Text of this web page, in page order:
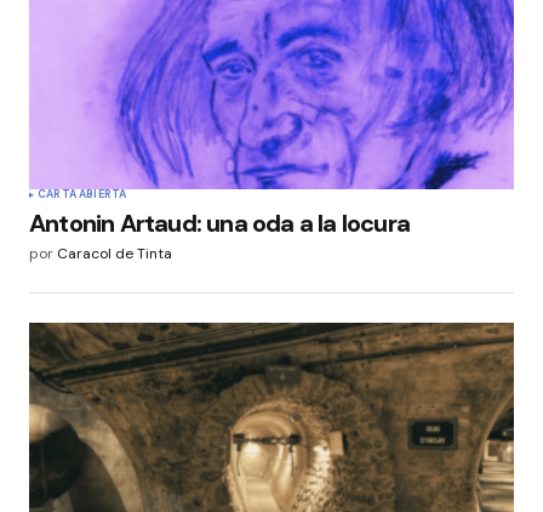
CARTA ABIERTA
Antonin Artaud: una oda a la locura
por Caracol de Tinta